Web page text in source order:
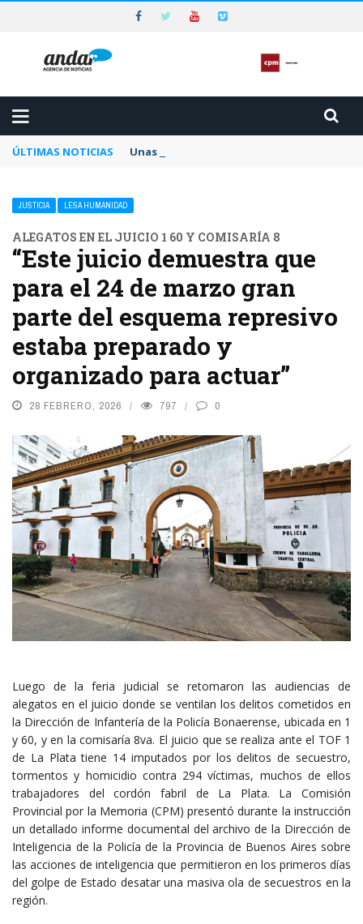
ÚLTIMAS NOTICIAS Unas 1.500 personas heridas en una de
JUSTICIA LESA HUMANIDAD
ALEGATOS EN EL JUICIO 1 60 Y COMISARÍA 8
“Este juicio demuestra que
para el 24 de marzo gran
parte del esquema represivo
estaba preparado y
organizado para actuar”
28 FEBRERO, 2026 797 0
Luego de la feria judicial se retomaron las audiencias de
alegatos en el juicio donde se ventilan los delitos cometidos en
la Dirección de Infantería de la Policía Bonaerense, ubicada en 1
y 60, y en la comisaría 8va. El juicio que se realiza ante el TOF 1
de La Plata tiene 14 imputados por los delitos de secuestro,
tormentos y homicidio contra 294 víctimas, muchos de ellos
trabajadores del cordón fabril de La Plata. La Comisión
Provincial por la Memoria (CPM) presentó durante la instrucción
un detallado informe documental del archivo de la Dirección de
Inteligencia de la Policía de la Provincia de Buenos Aires sobre
las acciones de inteligencia que permitieron en los primeros días
del golpe de Estado desatar una masiva ola de secuestros en la
región.